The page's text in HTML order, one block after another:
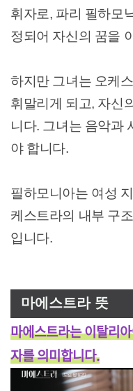
휘자로, 파리 필하모
정되어 자신의 꿈을
하지만 그녀는 오케
휘말리게 되고, 자신
니다. 그녀는 음악과
야 합니다.
필하모니아는 여성
케스트라의 내부 구
입니다.
마에스트라 뜻
마에스트라는 이탈리
자를 의미합니다.